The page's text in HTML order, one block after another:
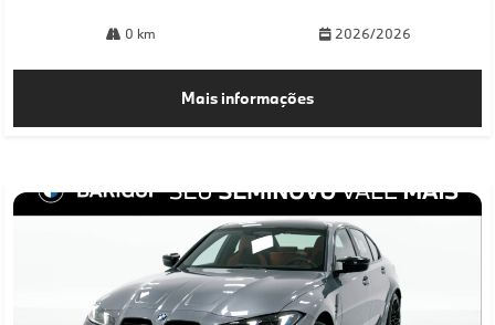
0 km 2026/2026
Mais informações